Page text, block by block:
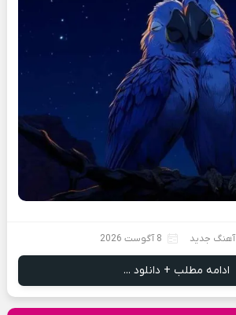
آهنگ جدید 8 آگوست 2026
ادامه مطلب + دانلود ...